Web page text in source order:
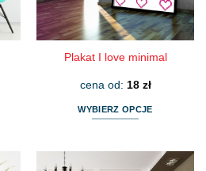
stronie
produktu
Plakat I love minimal
cena od: 18 zł
WYBIERZ OPCJE